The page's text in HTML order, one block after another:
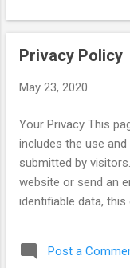
Privacy Policy
May 23, 2020
Your Privacy This
includes the use
submitted by
website or send an
identifiable data, this
most efficient and
terms of resolving
Post a